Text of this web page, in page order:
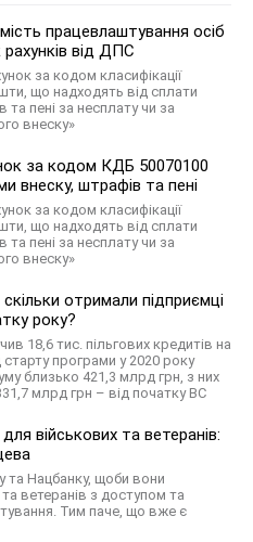
працевлаштування осіб
рахунків від ДПС
за кодом класифікації
що надходять від сплати
пені за несплату чи за
внеску»
за кодом КДБ 50070100
внеску, штрафів та пені
за кодом класифікації
що надходять від сплати
пені за несплату чи за
внеску»
отримали підприємці
року?
18,6 тис. пільгових кредитів на
програми у 2020 року
близько 421,3 млрд грн, з них
млрд грн – від початку ВС
військових та ветеранів:
та Нацбанку, щоби вони
ветеранів з доступом та
Тим паче, що вже є